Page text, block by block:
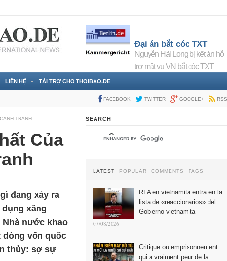
Đại án bắt cóc TXT
Nguyễn Hải Long bị kết án hỗ
trợ mật vụ VN bắt cóc TXT
LIÊN HỆ TÀI TRỢ CHO THOIBAO.DE
FACEBOOK TWITTER GOOGLE+ RSS
TRANH
Của
đang xảy ra
xăng
Nhà nước khao
dòng vốn quốc
thủy: sợ sự
SEARCH
LATEST POPULAR COMMENTS TAGS
RFA en vietnamita entra en la
lista de «reaccionarios» del
Gobierno vietnamita
07/08/2026
Critique ou emprisonnement :
qui a vraiment peur de la